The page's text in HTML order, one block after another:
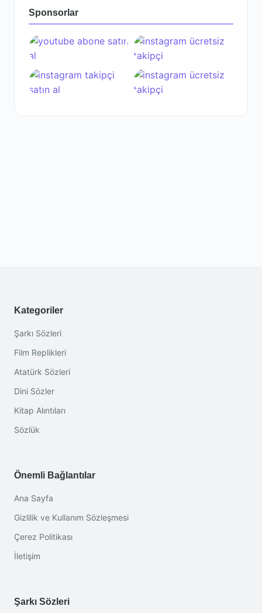
Sponsorlar
Kategoriler
Şarkı Sözleri
Film Replikleri
Atatürk Sözleri
Dini Sözler
Kitap Alıntıları
Sözlük
Önemli Bağlantılar
Ana Sayfa
Gizlilik ve Kullanım Sözleşmesi
Çerez Politikası
İletişim
Şarkı Sözleri